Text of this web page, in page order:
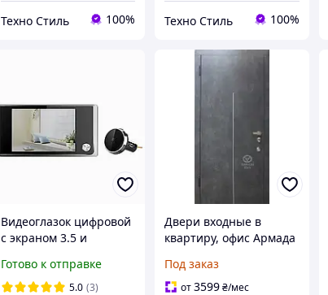
Техно Стиль 100% Техно Стиль 100%
Видеоглазок цифровой
с экраном 3.5 и
входной двери в
квартиру
Готово к отправке
5.0 (3)
Двери входные в
квартиру, офис Армада
Под заказ
от3599₴/мес